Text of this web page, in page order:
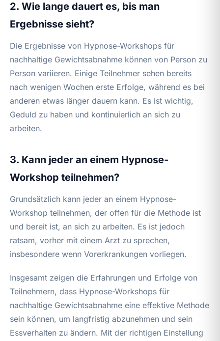
2. Wie lange dauert es, bis man
Ergebnisse sieht?
Die Ergebnisse von Hypnose-Workshops für
nachhaltige Gewichtsabnahme können von Person zu
Person variieren. Einige Teilnehmer sehen bereits
nach wenigen Wochen erste Erfolge, während es bei
anderen etwas länger dauern kann. Es ist wichtig,
Geduld zu haben und kontinuierlich an sich zu
arbeiten.
3. Kann jeder an einem Hypnose-
Workshop teilnehmen?
Grundsätzlich kann jeder an einem Hypnose-
Workshop teilnehmen, der offen für die Methode ist
und bereit ist, an sich zu arbeiten. Es ist jedoch
ratsam, vorher mit einem Arzt zu sprechen,
insbesondere wenn Vorerkrankungen vorliegen.
Insgesamt zeigen die Erfahrungen und Erfolge von
Teilnehmern, dass Hypnose-Workshops für
nachhaltige Gewichtsabnahme eine effektive Methode
sein können, um langfristig abzunehmen und sein
Essverhalten zu ändern. Mit der richtigen Einstellung